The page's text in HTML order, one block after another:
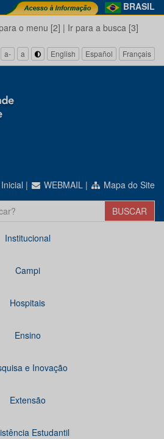
BRASIL
o menu [2] | Ir para a busca [3]
a- a English Español Français
| WEBMAIL | Mapa do Site
Institucional
Campi
Hospitais
Ensino
e Inovação
Extensão
Estudantil